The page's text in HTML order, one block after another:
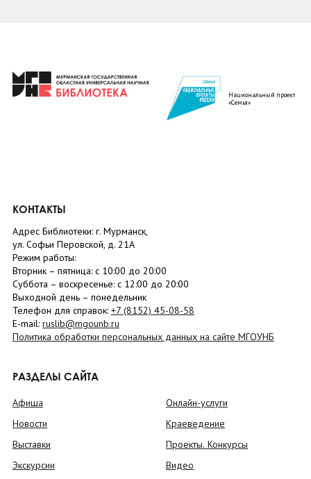
Национальный проект
«Семья»
КОНТАКТЫ
Адрес Библиотеки: г. Мурманск,
ул. Софьи Перовской, д. 21А
Режим работы:
Вторник – пятница: с 10:00 до 20:00
Суббота – воскресенье: c 12:00 до 20:00
Выходной день – понедельник
Телефон для справок: +7 (8152) 45-08-58
E-mail: ruslib@mgounb.ru
Политика обработки персональных данных на сайте МГОУНБ
РАЗДЕЛЫ САЙТА
Афиша
Новости
Выставки
Экскурсии
Онлайн-услуги
Краеведение
Проекты. Конкурсы
Видео